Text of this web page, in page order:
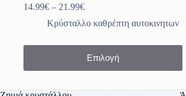
14.99€ – 21.99€Price
14.99€
21.99€
Κρύσταλλο καθρέπτη αυτοκινητων
Επιλογή
Αυτό
προϊόν
πολλαπλές